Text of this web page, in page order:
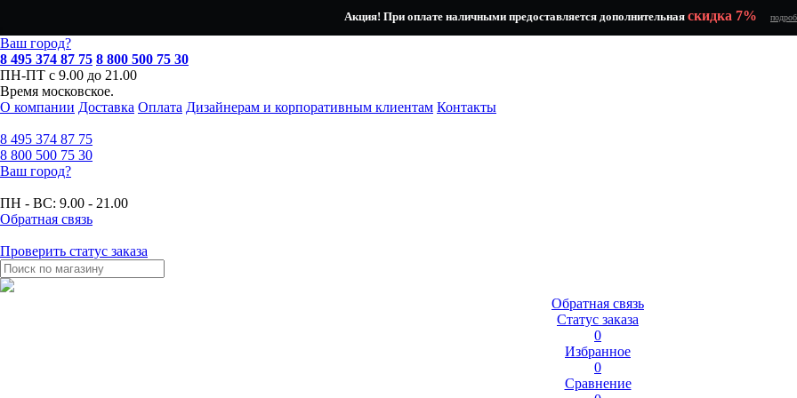
Акция! При оплате наличными предоставляется дополнительная скидка 7%
Ваш город?
8 495 374 87 75 8 800 500 75 30
ПН-ПТ с 9.00 до 21.00
Время московское.
О компании Доставка Оплата Дизайнерам и корпоративным клиентам Контакты
8 495 374 87 75
8 800 500 75 30
Ваш город?
ПН - ВС: 9.00 - 21.00
Обратная связь
Проверить статус заказа
Обратная связь
Статус заказа
0
Избранное
0
Сравнение